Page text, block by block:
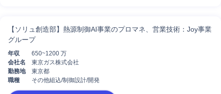
【ソリュ創造部】熱源制御AI事業のプロマネ、営業技術：Joy事業
グループ
年収
650~1200 万
会社名
東京ガス株式会社
勤務地
東京都
職種
その他組込/制御設計/開発